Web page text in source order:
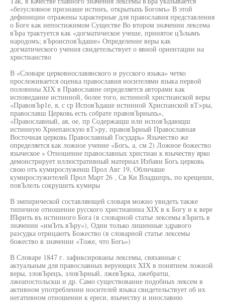
«безусловное признаше истинъ, открытыхъ Богомъ» В этой
дефиниции отражены характерные для православия представления
о Боге как непостижимом Существе Во втором значении лексема
вЪра трактуется как «догматическое учеше, принятое цЪлымъ
народомъ; вЪроисповЪдаше» Определение веры как
догматического учения свидетельствует о явной ориентации на
христианство
В «Словаре церковнославянского и русского языка» четко
прослеживается оценка православия носителями языка первой
половины XIX в Православие определяется авторами как
исповедание истинной, более того, истинной христианской веры
«ПравовЪр1е, я, с ср ИсповЪдаше истинной Хриспанской вТ>ры,
православш Церковь есть собрате правовЪрныхъ»,
«Православный, ая, ое, пр Содержащш или исповЪдающш
истинную Хриепанскую вТ>ру, правовЪрный Православная
Восточная церковь Православный Государь» Язычество же
определяется как ложное учение «Богь, а, см 2) Ложное божество
языческое » Отношение православных христиан к язычеству ярко
демонстрирует иллюстративный материал Избави Богь церковь
свою отъ кумирослуженш Прол Авг 19, Обличаше
кумирослужителей Прол Март 26 , Св Кн Владшпръ, по крещеши,
повЪлелъ сокрушить кумиры
В эмпирической составляющей словаря можно увидеть также
типичное отношение русского христианина XIX в к Богу и к вере
ВЪрить въ истинного Бога (в словарной статье лексемы вЪрить в
значении «имЪть вЪру»), Одни только лишенные здравого
разсудка отрицаютъ Божество (в словарной статье лексемы
божество в значении «Тоже, что Богь»)
В Словаре 1847 г. зафиксированы лексемы, связанные с
актуальным для православных верующих XIX в понятием ложной
веры, зловЪрецъ, зловЪрный, лжевЪрка, лжебратш,
лжеапостольскш и др. Само существование подобных лексем в
активном употреблении носителей языка свидетельствует об их
негативном отношении к ереси, язычеству и инославию